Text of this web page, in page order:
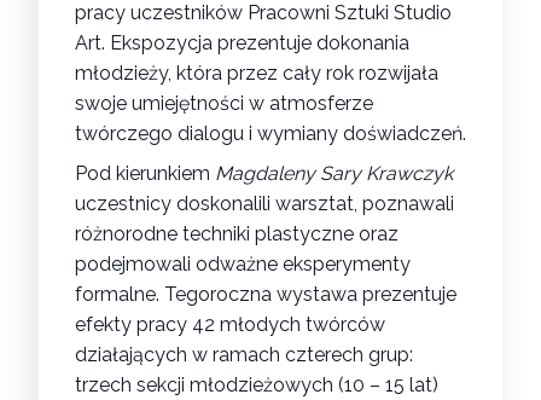
pracy uczestników Pracowni Sztuki Studio
Art. Ekspozycja prezentuje dokonania
młodzieży, która przez cały rok rozwijała
swoje umiejętności w atmosferze
twórczego dialogu i wymiany doświadczeń.
Pod kierunkiem Magdaleny Sary Krawczyk
uczestnicy doskonalili warsztat, poznawali
różnorodne techniki plastyczne oraz
podejmowali odważne eksperymenty
formalne. Tegoroczna wystawa prezentuje
efekty pracy 42 młodych twórców
działających w ramach czterech grup:
trzech sekcji młodzieżowych (10 – 15 lat)